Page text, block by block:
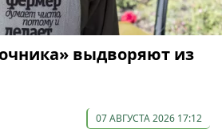
выдворяют из
07 АВГУСТА 2026 17:12